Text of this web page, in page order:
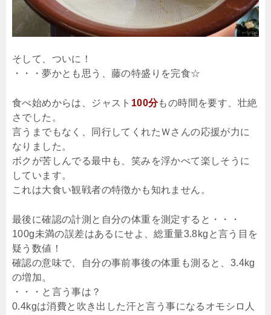
そして、ついに！
・・・夢かとも思う、藤の特盛りを完食☆
食べ始めからは、ジャスト 100分もの時間を要す、壮絶
さでした。
言うまでもなく、同行してくれたＷさんの応援が力に
なりました。
ボクが苦しんでる最中も、笑みを浮かべて楽しそうに
しています。
これは大食い観戦者の特徴かも知れません。
最後に確認の計測と自分の体重を測定すると・・・
100g未満の誤差はあるにせよ、総重量3.8kgと言う目を
疑う数値！
確認の意味で、自分の事前事後の体重も測ると、3.4kg
の増加。
・・・と言う事は？
0.4kgは消費と吹き出した汗と言う事になるオモシロ人